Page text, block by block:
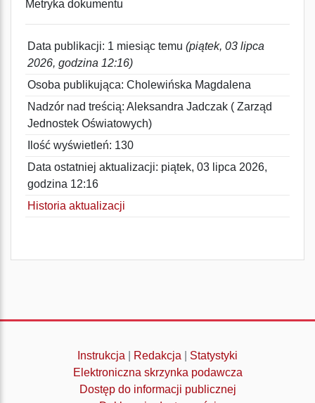
Metryka dokumentu
Data publikacji: 1 miesiąc temu (piątek, 03 lipca
2026, godzina 12:16)
Osoba publikująca: Cholewińska Magdalena
Nadzór nad treścią: Aleksandra Jadczak ( Zarząd
Jednostek Oświatowych)
Ilość wyświetleń: 130
Data ostatniej aktualizacji: piątek, 03 lipca 2026,
godzina 12:16
Historia aktualizacji
Instrukcja Redakcja
Statystyki
Elektroniczna skrzynka podawcza
Dostęp do informacji publicznej